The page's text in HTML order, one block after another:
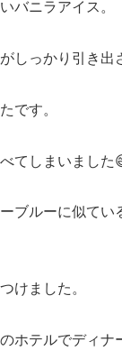
バニラアイス。
しっかり引き出
です。
てしまいました
ブルーに似てい
けました。
ホテルでディナ